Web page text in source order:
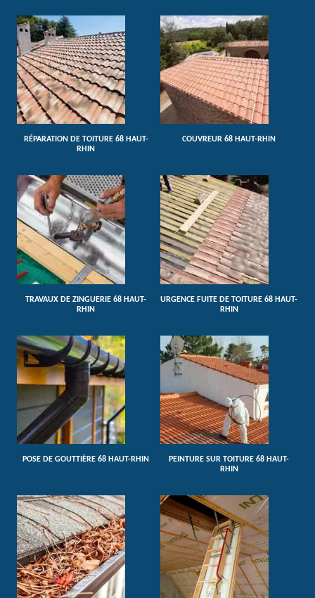
RÉPARATION DE TOITURE 68 HAUT-
RHIN
COUVREUR 68 HAUT-RHIN
TRAVAUX DE ZINGUERIE 68 HAUT-
RHIN
URGENCE FUITE DE TOITURE 68 HAUT-
RHIN
POSE DE GOUTTIÈRE 68 HAUT-RHIN
PEINTURE SUR TOITURE 68 HAUT-
RHIN